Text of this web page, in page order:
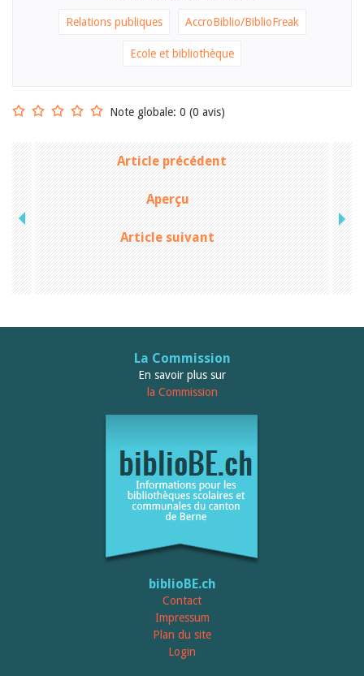
Relations publiques AccroBiblio/BiblioFreak
Ecole et bibliothèque
Note globale: 0 (0 avis)
Article précédent
Aperçu
Article suivant
La Commission
En savoir plus sur
la Commission
biblioBE.ch
Contact
Impressum
Plan du site
Login